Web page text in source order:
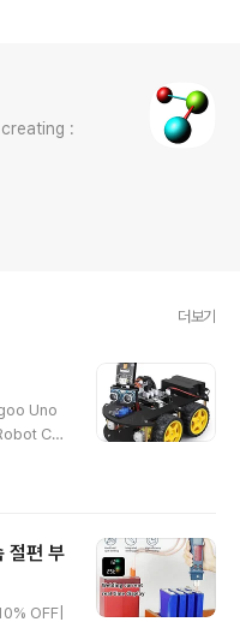
더보기
Uno
Car
www.al
R3W4 구
가 전
절편 부
OFF|